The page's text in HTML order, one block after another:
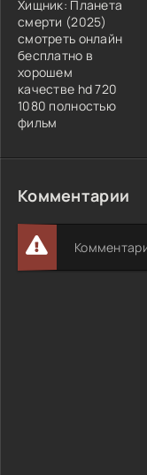
Хищник: Планета
смерти (2025)
смотреть онлайн
бесплатно в
хорошем
качестве hd 720
1080 полностью
фильм
Комментарии